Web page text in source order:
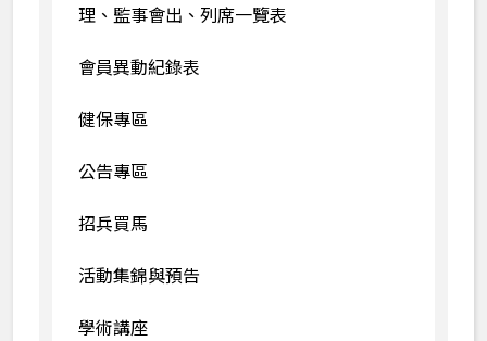
理、監事會出、列席一覽表
會員異動紀錄表
健保專區
公告專區
招兵買馬
活動集錦與預告
學術講座